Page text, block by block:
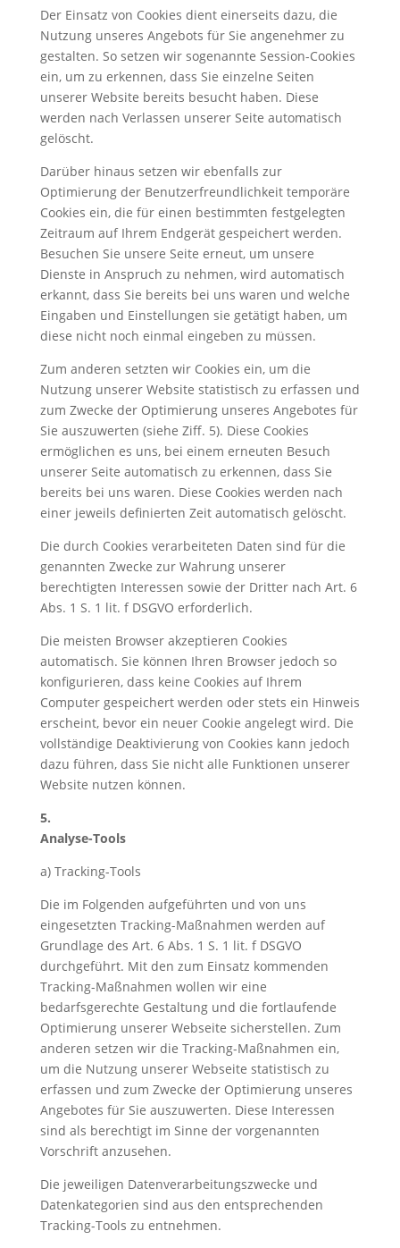
Der Einsatz von Cookies dient einerseits dazu, die
Nutzung unseres Angebots für Sie angenehmer zu
gestalten. So setzen wir sogenannte Session-Cookies
ein, um zu erkennen, dass Sie einzelne Seiten
unserer Website bereits besucht haben. Diese
werden nach Verlassen unserer Seite automatisch
gelöscht.
Darüber hinaus setzen wir ebenfalls zur
Optimierung der Benutzerfreundlichkeit temporäre
Cookies ein, die für einen bestimmten festgelegten
Zeitraum auf Ihrem Endgerät gespeichert werden.
Besuchen Sie unsere Seite erneut, um unsere
Dienste in Anspruch zu nehmen, wird automatisch
erkannt, dass Sie bereits bei uns waren und welche
Eingaben und Einstellungen sie getätigt haben, um
diese nicht noch einmal eingeben zu müssen.
Zum anderen setzten wir Cookies ein, um die
Nutzung unserer Website statistisch zu erfassen und
zum Zwecke der Optimierung unseres Angebotes für
Sie auszuwerten (siehe Ziff. 5). Diese Cookies
ermöglichen es uns, bei einem erneuten Besuch
unserer Seite automatisch zu erkennen, dass Sie
bereits bei uns waren. Diese Cookies werden nach
einer jeweils definierten Zeit automatisch gelöscht.
Die durch Cookies verarbeiteten Daten sind für die
genannten Zwecke zur Wahrung unserer
berechtigten Interessen sowie der Dritter nach Art. 6
Abs. 1 S. 1 lit. f DSGVO erforderlich.
Die meisten Browser akzeptieren Cookies
automatisch. Sie können Ihren Browser jedoch so
konfigurieren, dass keine Cookies auf Ihrem
Computer gespeichert werden oder stets ein Hinweis
erscheint, bevor ein neuer Cookie angelegt wird. Die
vollständige Deaktivierung von Cookies kann jedoch
dazu führen, dass Sie nicht alle Funktionen unserer
Website nutzen können.
5.
Analyse-Tools
a) Tracking-Tools
Die im Folgenden aufgeführten und von uns
eingesetzten Tracking-Maßnahmen werden auf
Grundlage des Art. 6 Abs. 1 S. 1 lit. f DSGVO
durchgeführt. Mit den zum Einsatz kommenden
Tracking-Maßnahmen wollen wir eine
bedarfsgerechte Gestaltung und die fortlaufende
Optimierung unserer Webseite sicherstellen. Zum
anderen setzen wir die Tracking-Maßnahmen ein,
um die Nutzung unserer Webseite statistisch zu
erfassen und zum Zwecke der Optimierung unseres
Angebotes für Sie auszuwerten. Diese Interessen
sind als berechtigt im Sinne der vorgenannten
Vorschrift anzusehen.
Die jeweiligen Datenverarbeitungszwecke und
Datenkategorien sind aus den entsprechenden
Tracking-Tools zu entnehmen.